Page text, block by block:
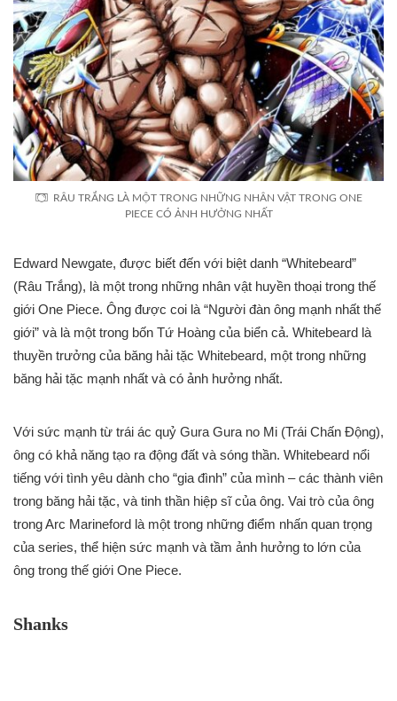
RÂU TRẮNG LÀ MỘT TRONG NHỮNG NHÂN VẬT TRONG ONE
PIECE CÓ ẢNH HƯỞNG NHẤT
Edward Newgate, được biết đến với biệt danh “Whitebeard”
(Râu Trắng), là một trong những nhân vật huyền thoại trong thế
giới One Piece. Ông được coi là “Người đàn ông mạnh nhất thế
giới” và là một trong bốn Tứ Hoàng của biển cả. Whitebeard là
thuyền trưởng của băng hải tặc Whitebeard, một trong những
băng hải tặc mạnh nhất và có ảnh hưởng nhất.
Với sức mạnh từ trái ác quỷ Gura Gura no Mi (Trái Chấn Động),
ông có khả năng tạo ra động đất và sóng thần. Whitebeard nổi
tiếng với tình yêu dành cho “gia đình” của mình – các thành viên
trong băng hải tặc, và tinh thần hiệp sĩ của ông. Vai trò của ông
trong Arc Marineford là một trong những điểm nhấn quan trọng
của series, thể hiện sức mạnh và tầm ảnh hưởng to lớn của
ông trong thế giới One Piece.
Shanks